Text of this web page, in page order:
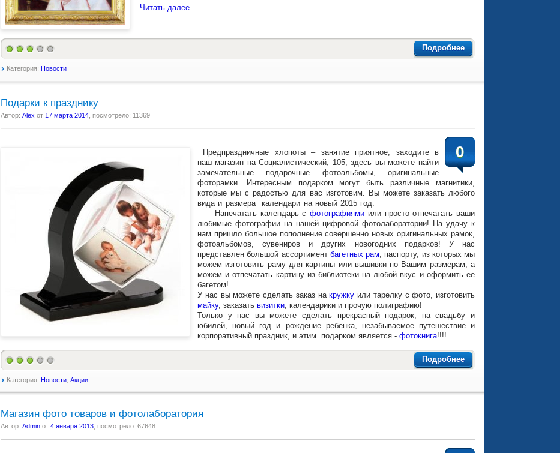
Читать далее ...
Подробнее
Категория: Новости
Подарки к празднику
Автор: Alex от 17 марта 2014 , посмотрело: 11369
0
Предпраздничные хлопоты – занятие приятное, заходите в
наш магазин на Социалистический, 105, здесь вы можете найти
замечательные подарочные фотоальбомы, оригинальные
фоторамки. Интересным подарком могут быть различные магнитики,
которые мы с радостью для вас изготовим. Вы можете заказать любого
вида и размера календари на новый 2015 год.
Напечатать календарь с фотографиями или просто отпечатать ваши
любимые фотографии на нашей цифровой фотолаборатории! На удачу к
нам пришло большое пополнение совершенно новых оригинальных рамок,
фотоальбомов, сувениров и других новогодних подарков! У нас
представлен большой ассортимент багетных рам , паспорту, из которых мы
можем изготовить раму для картины или вышивки по Вашим размерам, а
можем и отпечатать картину из библиотеки на любой вкус и оформить ее
багетом!
У нас вы можете сделать заказ накружку или тарелку с фото, изготовить
майку, заказать визитки , календарики и прочую полиграфию!
Только у нас вы можете сделать прекрасный подарок, на свадьбу и
юбилей, новый год и рождение ребенка, незабываемое путешествие и
корпоративный праздник, и этим подарком является - фотокнига!!!!
Подробнее
Категория: Новости Акции
Магазин фото товаров и фотолаборатория
Автор: Admin от 4 января 2013 , посмотрело: 67648